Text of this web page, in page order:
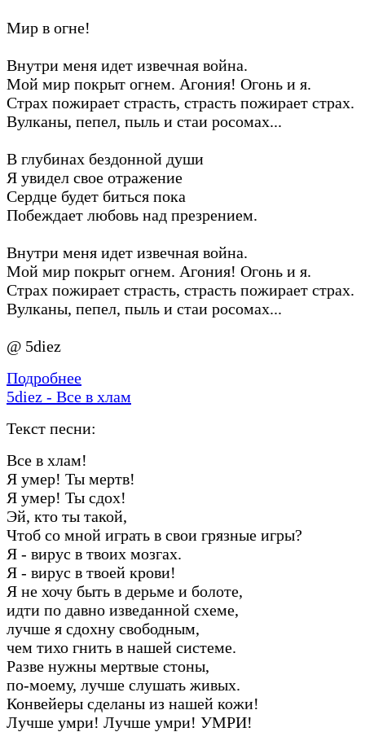
Мир в огне!
Внутри меня идет извечная война.
Мой мир покрыт огнем. Агония! Огонь и я.
Страх пожирает страсть, страсть пожирает страх.
Вулканы, пепел, пыль и стаи росомах...
В глубинах бездонной души
Я увидел свое отражение
Сердце будет биться пока
Побеждает любовь над презрением.
Внутри меня идет извечная война.
Мой мир покрыт огнем. Агония! Огонь и я.
Страх пожирает страсть, страсть пожирает страх.
Вулканы, пепел, пыль и стаи росомах...
@ 5diez
Подробнее
5diez - Все в хлам
Текст песни:
Все в хлам!
Я умер! Ты мертв!
Я умер! Ты сдох!
Эй, кто ты такой,
Чтоб со мной играть в свои грязные игры?
Я - вирус в твоих мозгах.
Я - вирус в твоей крови!
Я не хочу быть в дерьме и болоте,
идти по давно изведанной схеме,
лучше я сдохну свободным,
чем тихо гнить в нашей системе.
Разве нужны мертвые стоны,
по-моему, лучше слушать живых.
Конвейеры сделаны из нашей кожи!
Лучше умри! Лучше умри! УМРИ!